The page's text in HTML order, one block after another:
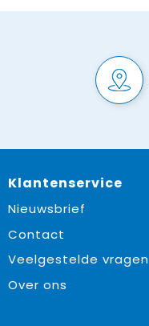
Klantenservice
Nieuwsbrief
Contact
Veelgestelde vragen
Over ons